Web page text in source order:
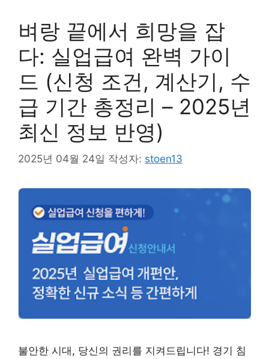
벼랑 끝에서 희망을 잡
다: 실업급여 완벽 가이
드 (신청 조건, 계산기, 수
급 기간 총정리 – 2025년
최신 정보 반영)
2025년 04월 24일 작성자: stoen13
불안한 시대, 당신의 권리를 지켜드립니다! 경기 침